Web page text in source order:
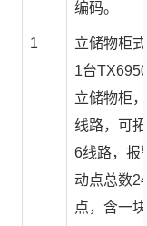
编码。
1
立储物柜
1台
立储物柜
线路，可
6线路，报
动点总数
点，含一